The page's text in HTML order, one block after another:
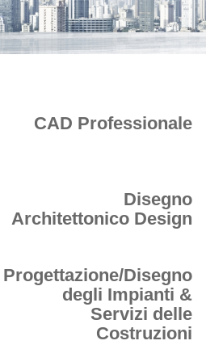
CAD Professionale
Disegno
Architettonico Design
Progettazione/Disegno
degli Impianti &
Servizi delle
Costruzioni